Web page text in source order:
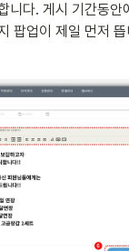
니다. 게시 기간동안
팝업이 제일 먼저 뜹